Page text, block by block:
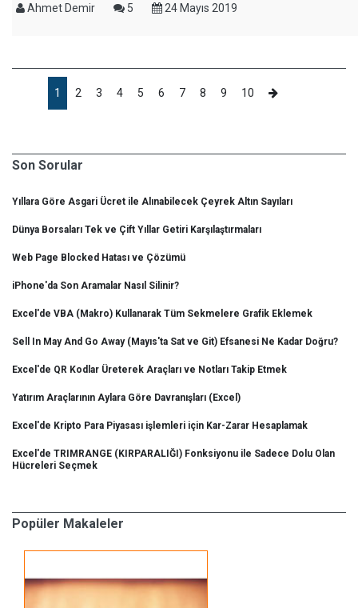
Ahmet Demir
5 24 Mayıs 2019
1 2 3 4 5 6 7 8 9 10
Son Sorular
Yıllara Göre Asgari Ücret ile Alınabilecek Çeyrek Altın Sayıları
Dünya Borsaları Tek ve Çift Yıllar Getiri Karşılaştırmaları
Web Page Blocked Hatası ve Çözümü
iPhone'da Son Aramalar Nasıl Silinir?
Excel'de VBA (Makro) Kullanarak Tüm Sekmelere Grafik Eklemek
Sell In May And Go Away (Mayıs'ta Sat ve Git) Efsanesi Ne Kadar Doğru?
Excel'de QR Kodlar Üreterek Araçları ve Notları Takip Etmek
Yatırım Araçlarının Aylara Göre Davranışları (Excel)
Excel'de Kripto Para Piyasası işlemleri için Kar-Zarar Hesaplamak
Excel'de TRIMRANGE (KIRPARALIĞI) Fonksiyonu ile Sadece Dolu Olan
Hücreleri Seçmek
Popüler Makaleler